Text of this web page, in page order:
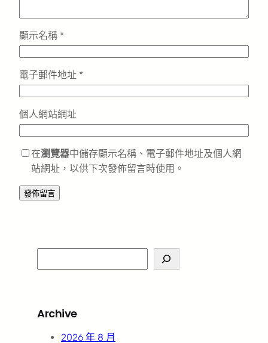
顯示名稱 *
電子郵件地址 *
個人網站網址
在瀏覽器中儲存顯示名稱、電子郵件地址及個人網
站網址，以供下次發佈留言時使用。
e
c
Archive
2026 年 8 月